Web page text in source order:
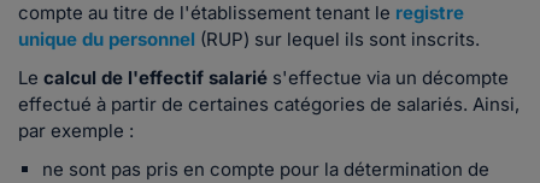
compte au titre de l'établissement tenant le registre
unique du personnel (RUP) sur lequel ils sont inscrits.
Le calcul de l'effectif salarié s'effectue via un décompte
effectué à partir de certaines catégories de salariés. Ainsi,
par exemple :
ne sont pas pris en compte pour la détermination de